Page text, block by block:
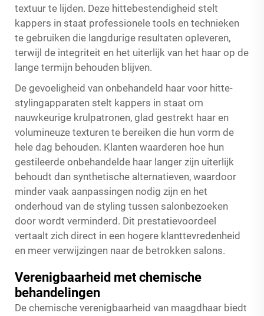
textuur te lijden. Deze hittebestendigheid stelt
kappers in staat professionele tools en technieken
te gebruiken die langdurige resultaten opleveren,
terwijl de integriteit en het uiterlijk van het haar op de
lange termijn behouden blijven.
De gevoeligheid van onbehandeld haar voor hitte-
stylingapparaten stelt kappers in staat om
nauwkeurige krulpatronen, glad gestrekt haar en
volumineuze texturen te bereiken die hun vorm de
hele dag behouden. Klanten waarderen hoe hun
gestileerde onbehandelde haar langer zijn uiterlijk
behoudt dan synthetische alternatieven, waardoor
minder vaak aanpassingen nodig zijn en het
onderhoud van de styling tussen salonbezoeken
door wordt verminderd. Dit prestatievoordeel
vertaalt zich direct in een hogere klanttevredenheid
en meer verwijzingen naar de betrokken salons.
Verenigbaarheid met chemische
behandelingen
De chemische verenigbaarheid van maagdhaar biedt